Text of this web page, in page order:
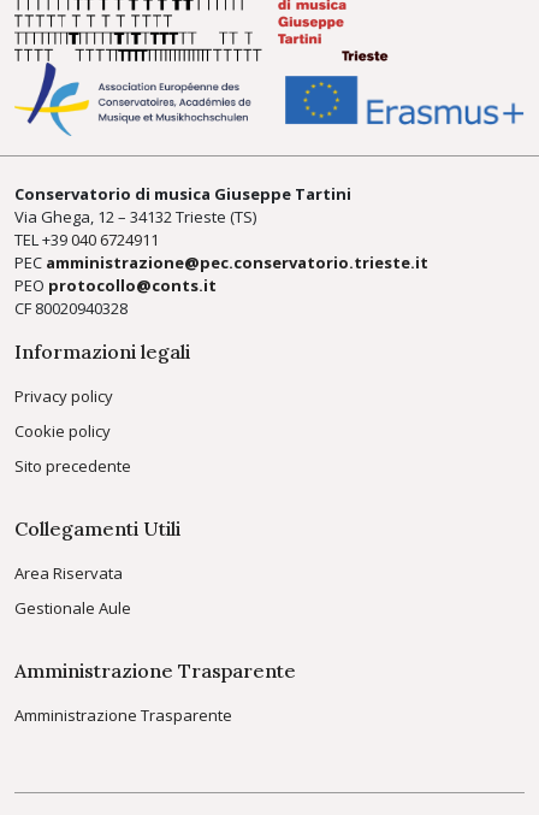
Conservatorio di musica Giuseppe Tartini
Via Ghega, 12 – 34132 Trieste (TS)
TEL +39040 6724911
PEC amministrazione@pec.conservatorio.trieste.it
PEO protocollo@conts.it
CF 80020940328
Informazioni legali
Privacy policy
Cookie policy
Sito precedente
Collegamenti Utili
Area Riservata
Gestionale Aule
Amministrazione Trasparente
Amministrazione Trasparente